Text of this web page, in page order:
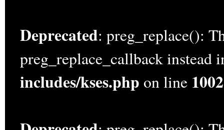
Deprecated: preg_replace():
preg_replace_callback instead
includes/kses.php on line 1002